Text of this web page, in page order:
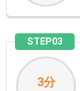
STEP03
3分